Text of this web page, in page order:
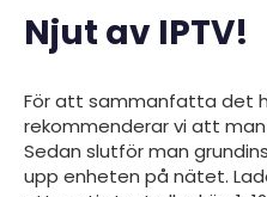
Njut av IPTV!
För att sammanfatta det
rekommenderar vi att
Sedan slutför man
upp enheten på nätet.